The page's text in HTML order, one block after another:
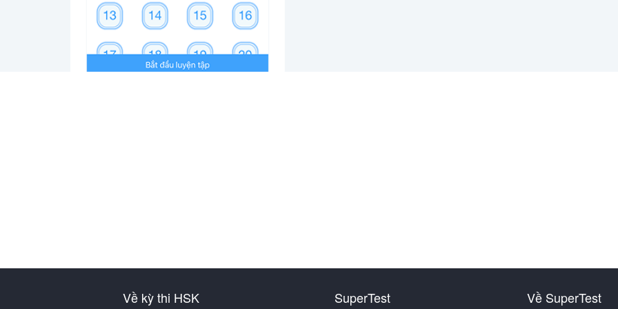
Về kỳ thi HSK SuperTest Về SuperTest